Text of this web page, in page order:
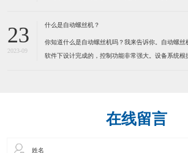
力。为了健康请使用环保型无铅锡线。特别适合各类
23
2023-09
什么是自动螺丝机？
你知道什么是自动螺丝机吗？我来告诉你。自动螺丝
软件下设计完成的，控制功能非常强大。设备系统根
在线留言